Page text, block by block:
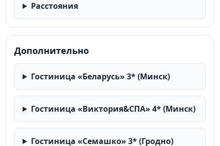
Расстояния
Дополнительно
Гостиница «Беларусь» 3* (Минск)
Гостиница «Виктория&СПА» 4* (Минск)
Гостиница «Семашко» 3* (Гродно)